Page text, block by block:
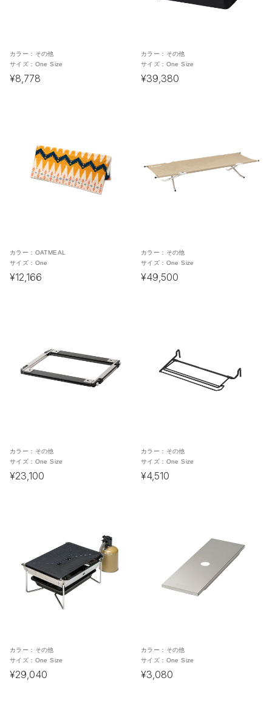
カラー： その他
サイズ： One Size
¥8,778
カラー： その他
サイズ： One Size
¥39,380
カラー： OATMEAL
サイズ： One
¥12,166
カラー： その他
サイズ： One Size
¥49,500
カラー： その他
サイズ： One Size
¥23,100
カラー： その他
サイズ： One Size
¥4,510
カラー： その他
サイズ： One Size
¥29,040
カラー： その他
サイズ： One Size
¥3,080